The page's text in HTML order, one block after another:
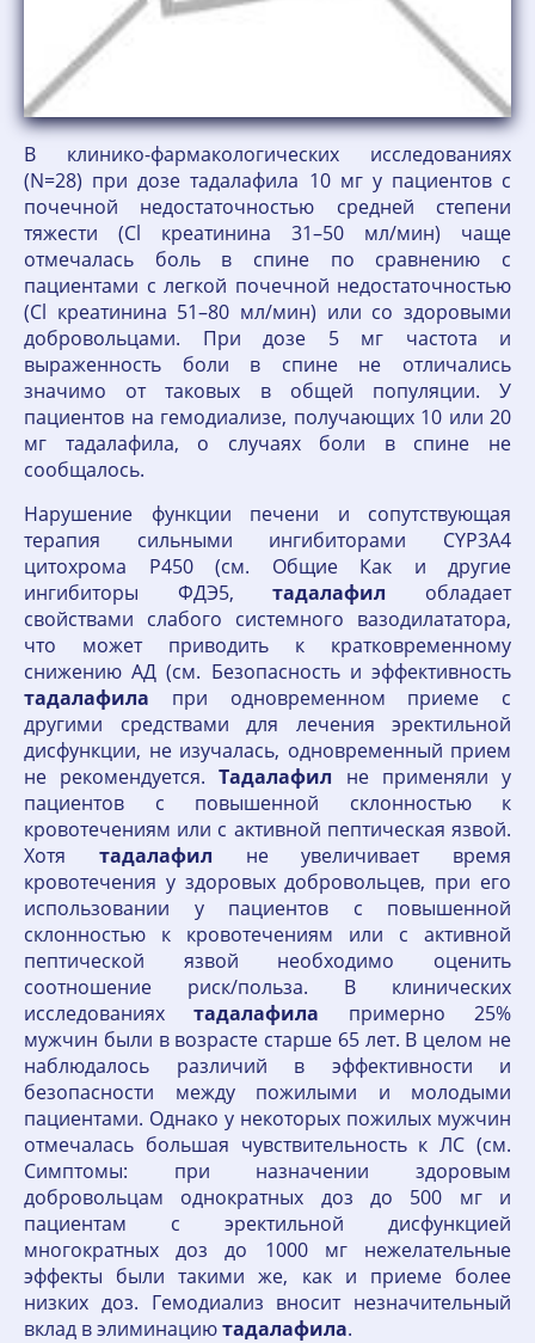
В клинико-фармакологических исследованиях
(N=28) при дозе тадалафила 10 мг у пациентов с
почечной недостаточностью средней степени
тяжести (Cl креатинина 31–50 мл/мин) чаще
отмечалась боль в спине по сравнению с
пациентами с легкой почечной недостаточностью
(Cl креатинина 51–80 мл/мин) или со здоровыми
добровольцами. При дозе 5 мг частота и
выраженность боли в спине не отличались
значимо от таковых в общей популяции. У
пациентов на гемодиализе, получающих 10 или 20
мг тадалафила, о случаях боли в спине не
сообщалось.
Нарушение функции печени и сопутствующая
терапия сильными ингибиторами CYP3A4
цитохрома Р450 (см. Общие Как и другие
ингибиторы ФДЭ5,тадалафил обладает
свойствами слабого системного вазодилататора,
что может приводить к кратковременному
снижению АД (см. Безопасность и эффективность
тадалафила при одновременном приеме с
другими средствами для лечения эректильной
дисфункции, не изучалась, одновременный прием
не рекомендуется.Тадалафил не применяли у
пациентов с повышенной склонностью к
кровотечениям или с активной пептическая язвой.
Хотя тадалафил не увеличивает время
кровотечения у здоровых добровольцев, при его
использовании у пациентов с повышенной
склонностью к кровотечениям или с активной
пептической язвой необходимо оценить
соотношение риск/польза. В клинических
исследованияхтадалафила примерно 25%
мужчин были в возрасте старше 65 лет. В целом не
наблюдалось различий в эффективности и
безопасности между пожилыми и молодыми
пациентами. Однако у некоторых пожилых мужчин
отмечалась большая чувствительность к ЛС (см.
Симптомы: при назначении здоровым
добровольцам однократных доз до 500 мг и
пациентам с эректильной дисфункцией
многократных доз до 1000 мг нежелательные
эффекты были такими же, как и приеме более
низких доз. Гемодиализ вносит незначительный
вклад в элиминациютадалафила.